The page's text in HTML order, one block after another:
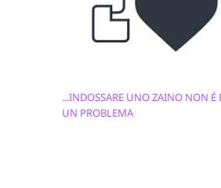
...INDOSSARE UNO ZAINO NON É
UN PROBLEMA